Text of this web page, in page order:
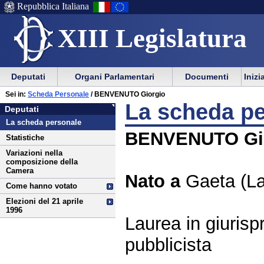
XIII Legislatura
Menu
di
ausilio
alla
navigazione
Vai
Menu
di
navigazione
principale
Repubblica Italiana
Menu
di
navigazione
principale
Vai
menu
di
sezione
Deputati Organi Parlamentari Documenti
Deputati
Vai
al
contenuto
Deputati
La scheda personale
Statistiche
Variazioni nella
composizione della
Camera
Come hanno votato
Elezioni del 21 aprile
1996
Sei in: Scheda Personale / BENVENUTO Giorgio
La scheda
BENVENUTO
Nato aGaeta
Laurea in
pubblicista